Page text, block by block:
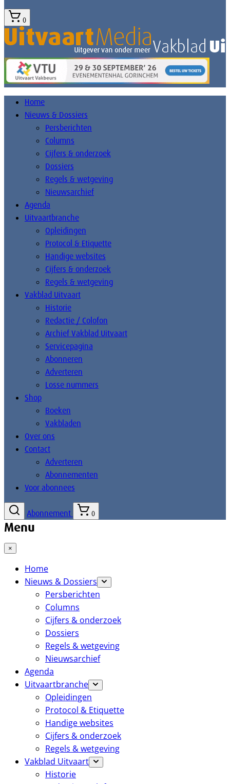
0
Home
Nieuws & Dossiers
Persberichten
Columns
Cijfers & onderzoek
Dossiers
Regels & wetgeving
Nieuwsarchief
Agenda
Uitvaartbranche
Opleidingen
Protocol & Etiquette
Handige websites
Cijfers & onderzoek
Regels & wetgeving
Vakblad Uitvaart
Historie
Redactie / Colofon
Archief Vakblad Uitvaart
Servicepagina
Abonneren
Adverteren
Losse nummers
Shop
Boeken
Vakbladen
Over ons
Contact
Adverteren
Abonnementen
Voor abonnees
Abonnement 0
Menu
×
Home
Nieuws & Dossiers
Persberichten
Columns
Cijfers & onderzoek
Dossiers
Regels & wetgeving
Nieuwsarchief
Agenda
Uitvaartbranche
Opleidingen
Protocol & Etiquette
Handige websites
Cijfers & onderzoek
Regels & wetgeving
Vakblad Uitvaart
Historie